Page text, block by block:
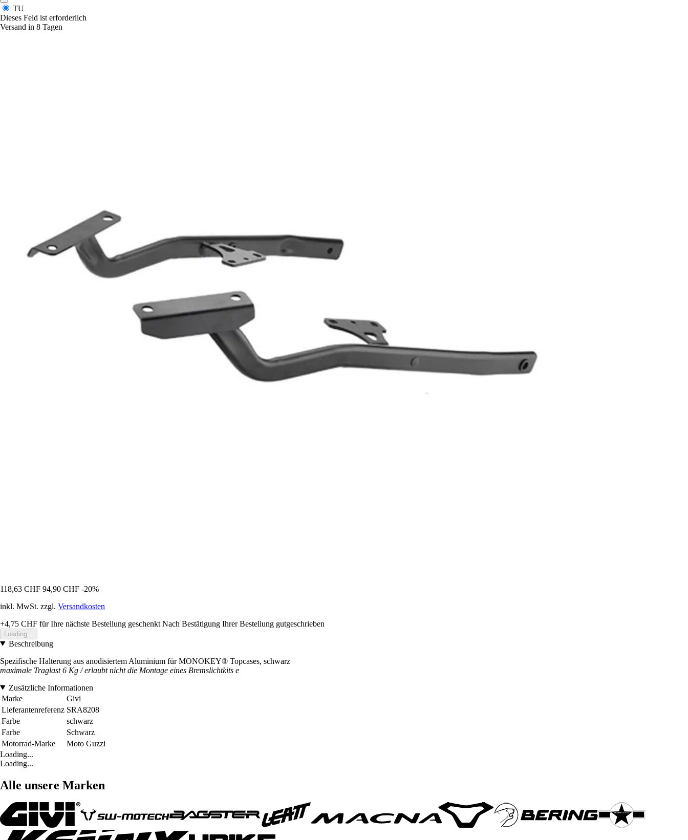
TU
Dieses Feld ist erforderlich
Versand in 8 Tagen
118,63 CHF 94,90 CHF -20%
inkl. MwSt. zzgl. Versandkosten
+4,75 CHF für Ihre nächste Bestellung geschenkt Nach Bestätigung Ihrer Bestellung gutgeschrieben
Loading...
Beschreibung
Spezifische Halterung aus anodisiertem Aluminium für MONOKEY® Topcases, schwarz
maximale Traglast 6 Kg / erlaubt nicht die Montage eines Bremslichtkits e
Zusätzliche Informationen
Marke
Givi
Lieferantenreferenz SRA8208
Farbe
schwarz
Farbe
Schwarz
Motorrad-Marke
Moto Guzzi
Loading...
Loading...
Alle unsere Marken